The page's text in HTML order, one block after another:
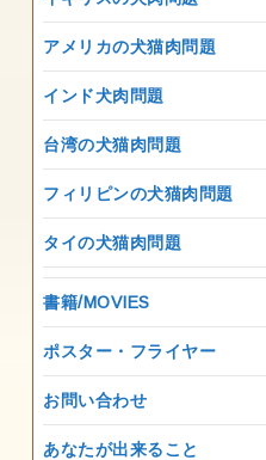
アメリカの犬猫肉問題
インド犬肉問題
台湾の犬猫肉問題
フィリピンの犬猫肉問題
タイの犬猫肉問題
書籍/MOVIES
ポスター・フライヤー
お問い合わせ
あなたが出来ること